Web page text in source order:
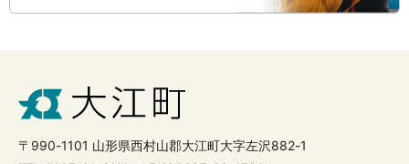
〒990-1101 山形県西村山郡大江町大字左沢882-1